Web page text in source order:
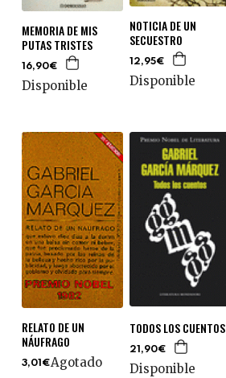
MEMORIA DE MIS
PUTAS TRISTES
16,90€
Disponible
NOTICIA DE UN
SECUESTRO
12,95€
Disponible
RELATO DE UN
NÁUFRAGO
3,01€Agotado
TODOS LOS CUENTOS
21,90€
Disponible